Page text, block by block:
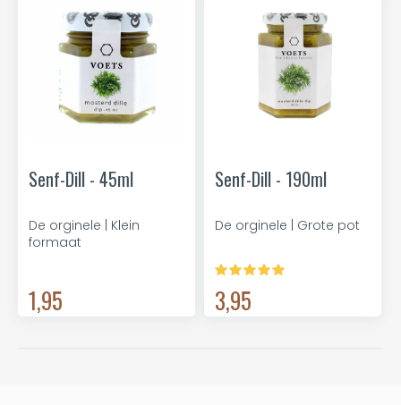
Senf-Dill - 45ml
De orginele | Klein
formaat
1,95
Senf-Dill - 190ml
De orginele | Grote pot
3,95